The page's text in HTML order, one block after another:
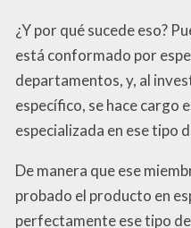
¿Y por qué sucede eso?
está conformado por
departamentos, y, al
específico, se hace cargo
especializada en ese tipo
De manera que ese
probado el producto en
perfectamente ese tipo